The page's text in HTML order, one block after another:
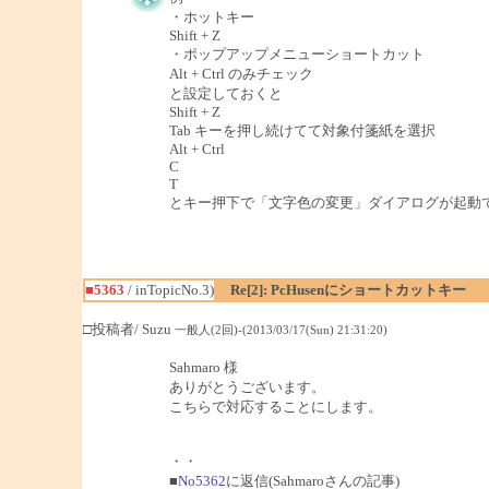
・ホットキー
Shift + Z
・ポップアップメニューショートカット
Alt + Ctrl のみチェック
と設定しておくと
Shift + Z
Tab キーを押し続けてて対象付箋紙を選択
Alt + Ctrl
C
T
とキー押下で「文字色の変更」ダイアログが起動
■5363 / inTopicNo.3)
Re[2]: PcHusenにショートカットキー
□投稿者/ Suzu 一般人(2回)-(2013/03/17(Sun) 21:31:20)
Sahmaro 様
ありがとうございます。
こちらで対応することにします。
・・
■No5362に返信(Sahmaroさんの記事)